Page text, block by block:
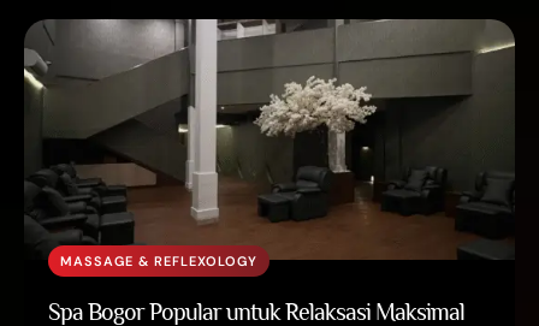
MASSAGE & REFLEXOLOGY
Spa Bogor Popular untuk Relaksasi Maksimal